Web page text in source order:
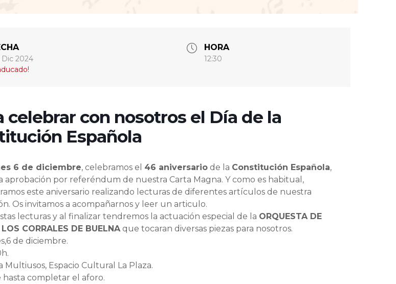
Dic 2024
HORA
12:30
celebrar con nosotros el Día de la
Española
6 de diciembre, celebramos el 46 aniversariode la Constitución Española,
aprobación por referéndum de nuestra Carta Magna. Y como es habitual,
este aniversario realizando lecturas de diferentes artículos de nuestra
Os invitamos a acompañarnos y leer un articulo.
lecturas y al finalizar tendremos la actuación especial de la ORQUESTA DE
CORRALES DE BUELNAque tocaran diversas piezas para nosotros.
de diciembre.
Multiusos, Espacio Cultural La Plaza.
hasta completar el aforo.